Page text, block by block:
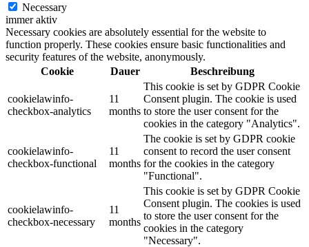
Necessary
immer aktiv
Necessary cookies are absolutely essential for the website to
function properly. These cookies ensure basic functionalities and
security features of the website, anonymously.
Cookie
Dauer Beschreibung
cookielawinfo-
checkbox-analytics
11
months
This cookie is set by GDPR Cookie
Consent plugin. The cookie is used
to store the user consent for the
cookies in the category "Analytics".
cookielawinfo-
checkbox-functional
11
months
The cookie is set by GDPR cookie
consent to record the user consent
for the cookies in the category
"Functional".
cookielawinfo-
checkbox-necessary
11
months
This cookie is set by GDPR Cookie
Consent plugin. The cookies is used
to store the user consent for the
cookies in the category
"Necessary".